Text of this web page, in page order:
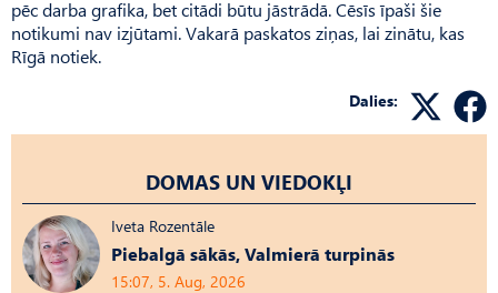
pēc darba grafika, bet citādi būtu jāstrādā. Cēsīs īpaši šie
notikumi nav izjūtami. Vakarā paskatos ziņas, lai zinātu, kas
Rīgā notiek.
Dalies:
DOMAS UN VIEDOKĻI
Iveta Rozentāle
Piebalgā sākās, Valmierā turpinās
15:07, 5. Aug, 2026